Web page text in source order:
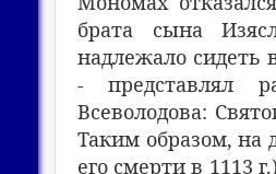
брата сына
надлежало сидеть
- представлял
Всеволодова:
Таким образом, на
его смерти в 1113